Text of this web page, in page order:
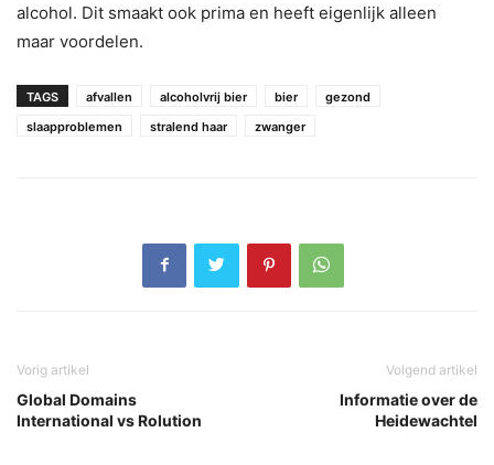
alcohol. Dit smaakt ook prima en heeft eigenlijk alleen
maar voordelen.
TAGS afvallen alcoholvrij bier bier
gezond
slaapproblemen
stralend haar zwanger
Vorig artikel
Global Domains
International vs Rolution
Volgend artikel
Informatie over de
Heidewachtel